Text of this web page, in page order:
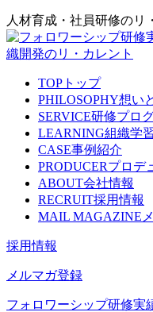
人材育成・社員研修のリ
TOP トップ
PHILOSOPHY想い
SERVICE研修プロ
LEARNING組織学
CASE事例紹介
PRODUCERプロデ
ABOUT会社情報
RECRUIT採用情報
MAIL MAGAZINE
採用情報
メルマガ登録
フォロワーシップ研修実